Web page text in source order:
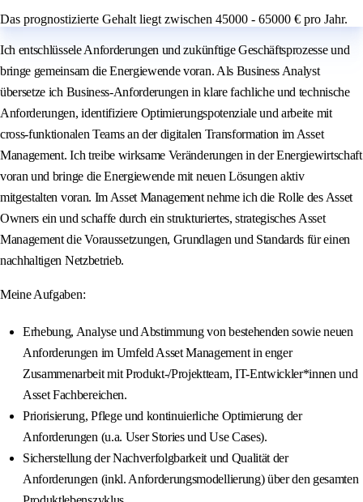
Das prognostizierte Gehalt liegt zwischen 45000 - 65000 € pro Jahr.
Ich entschlüssele Anforderungen und zukünftige Geschäftsprozesse und
bringe gemeinsam die Energiewende voran. Als Business Analyst
übersetze ich Business-Anforderungen in klare fachliche und technische
Anforderungen, identifiziere Optimierungspotenziale und arbeite mit
cross-funktionalen Teams an der digitalen Transformation im Asset
Management. Ich treibe wirksame Veränderungen in der Energiewirtschaft
voran und bringe die Energiewende mit neuen Lösungen aktiv
mitgestalten voran. Im Asset Management nehme ich die Rolle des Asset
Owners ein und schaffe durch ein strukturiertes, strategisches Asset
Management die Voraussetzungen, Grundlagen und Standards für einen
nachhaltigen Netzbetrieb.
Meine Aufgaben:
Erhebung, Analyse und Abstimmung von bestehenden sowie neuen
Anforderungen im Umfeld Asset Management in enger
Zusammenarbeit mit Produkt-/Projektteam, IT-Entwickler*innen und
Asset Fachbereichen.
Priorisierung, Pflege und kontinuierliche Optimierung der
Anforderungen (u.a. User Stories und Use Cases).
Sicherstellung der Nachverfolgbarkeit und Qualität der
Anforderungen (inkl. Anforderungsmodellierung) über den gesamten